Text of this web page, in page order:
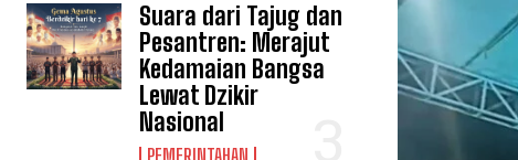
Suara dari Tajug dan
Pesantren: Merajut
Kedamaian Bangsa
Lewat Dzikir
Nasional
PEMERINTAHAN